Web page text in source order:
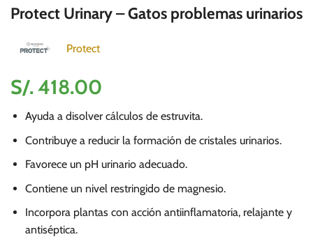
Protect Urinary – Gatos problemas urinarios
Protect
S/. 418.00
Ayuda a disolver cálculos de estruvita.
Contribuye a reducir la formación de cristales urinarios.
Favorece un pH urinario adecuado.
Contiene un nivel restringido de magnesio.
Incorpora plantas con acción antiinflamatoria, relajante y
antiséptica.